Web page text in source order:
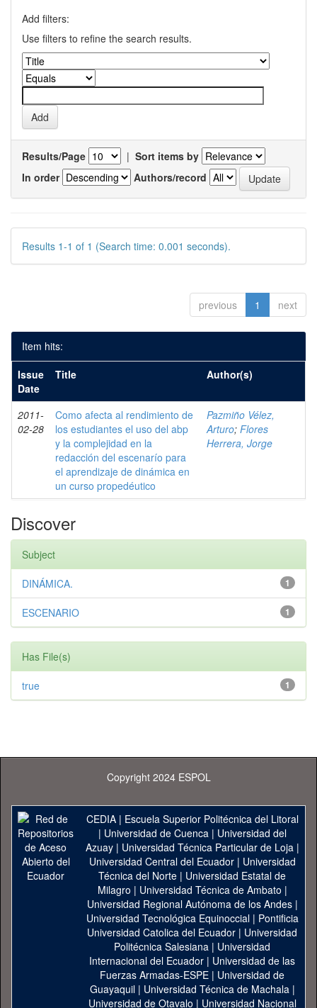
Add filters:
Use filters to refine the search results.
Results/Page | Sort items by
In order
Authors/record
Results 1-1 of 1 (Search time: 0.001 seconds).
previous 1 next
Item hits:
Issue
Date
Title Author(s)
2011-
02-28
Como afecta al rendimiento de
los estudiantes el uso del abp
y la complejidad en la
redacción del escenarío para
el aprendizaje de dinámica en
un curso propedéutico
Pazmiño Vélez,
Arturo; Flores
Herrera, Jorge
Discover
Subject
1
DINÁMICA.
1
ESCENARIO
Has File(s)
1
true
Copyright 2024 ESPOL
CEDIA| Escuela Superior Politécnica del Litoral
| Universidad de Cuenca| Universidad del
Azuay| Universidad Técnica Particular de Loja|
Universidad Central del Ecuador| Universidad
Técnica del Norte | Universidad Estatal de
Milagro | Universidad Técnica de Ambato |
Universidad Regional Autónoma de los Andes|
Universidad Tecnológica Equinoccial| Pontificia
Universidad Catolica del Ecuador | Universidad
Politécnica Salesiana | Universidad
Internacional del Ecuador | Universidad de las
Fuerzas Armadas-ESPE | Universidad de
Guayaquil| Universidad Técnica de Machala|
Universidad de Otavalo | Universidad Nacional